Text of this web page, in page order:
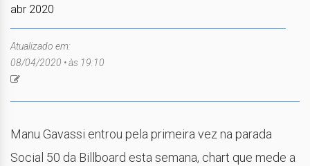
abr 2020
Atualizado em:
08/04/2020 • às 19:10
Manu Gavassi entrou pela primeira vez na parada
Social 50 da Billboard esta semana, chart que mede a